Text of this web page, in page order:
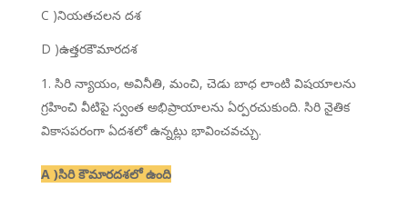
C )నియతచలన దశ
D )ఉత్తరకౌమారదశ
సిరి న్యాయం, అవినీతి, మంచి, చెడు బాధ లాంటి విషయాలను
గ్రహించి వీటిపై స్వంత అభిప్రాయాలను ఏర్పరచుకుంది. సిరి నైతిక
వికాసపరంగా ఏదశలో ఉన్నట్లు భావించవచ్చు.
A )సిరి కౌమారదశలో ఉంది